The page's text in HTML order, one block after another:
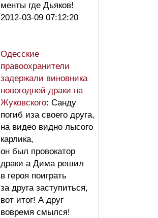
менты где Дьяков!
2012-03-09 07:12:20
Одесские
правоохранители
задержали виновника
новогодней драки на
Жуковского: Санду
погиб иза своего друга,
на видео видно лысого
карлика,
он был провокатор
драки а Дима решил
в героя поиграть
за друга заступиться,
вот итог! А друг
вовремя смылся!